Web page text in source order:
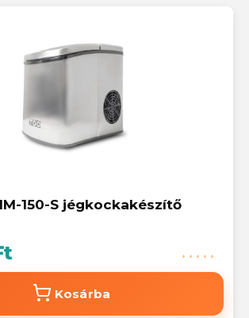
150-S jégkockakészítő
Kosárba